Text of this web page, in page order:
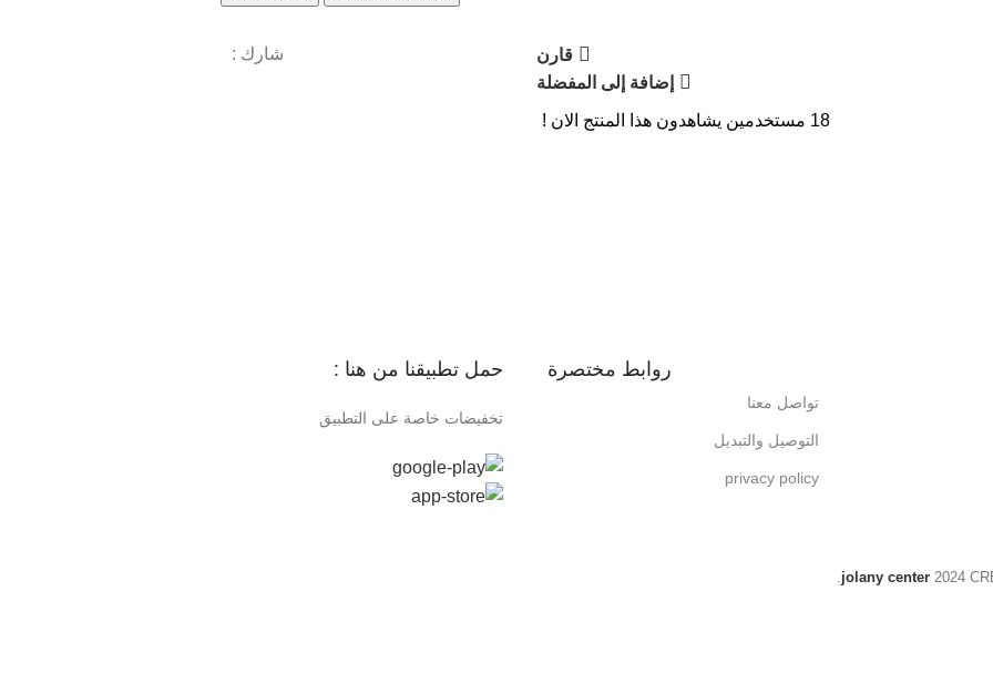
قارن
إضافة إلى المفضلة
شارك :
18 مستخدمين يشاهدون هذا المنتج الان !
روابط مختصرة
تواصل معنا
التوصيل والتبديل
privacy policy
حمل تطبيقنا من هنا :
تخفيضات خاصة على التطبيق
jolany center 2024